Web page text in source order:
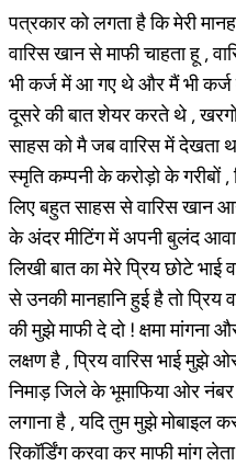
पत्रकार को लगता है कि मेरी
वारिस खान से माफी चाहता हू ,
भी कर्ज में आ गए थे और मैं भी कर्ज
दूसरे की बात शेयर करते थे ,
साहस को मै जब वारिस में देखता
स्मृति कम्पनी के करोड़ो के गरीबों
लिए बहुत साहस से वारिस खान
के अंदर मीटिंग में अपनी बुलंद
लिखी बात का मेरे प्रिय छोटे भाई
से उनकी मानहानि हुई है तो प्रिय
की मुझे माफी दे दो ! क्षमा मांगना
लक्षण है , प्रिय वारिस भाई मुझे
निमाड़ जिले के भूमाफिया ओर
लगाना है , यदि तुम मुझे मोबाइल
रिकॉर्डिंग करवा कर माफी मांग